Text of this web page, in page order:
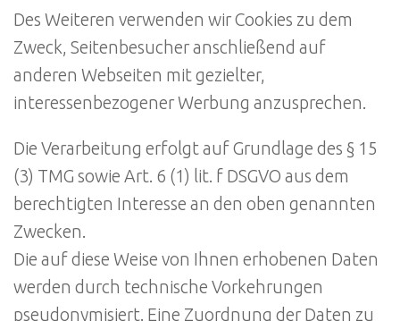
Des Weiteren verwenden wir Cookies zu dem
Zweck, Seitenbesucher anschließend auf
anderen Webseiten mit gezielter,
interessenbezogener Werbung anzusprechen.
Die Verarbeitung erfolgt auf Grundlage des § 15
(3) TMG sowie Art. 6 (1) lit. f DSGVO aus dem
berechtigten Interesse an den oben genannten
Zwecken.
Die auf diese Weise von Ihnen erhobenen Daten
werden durch technische Vorkehrungen
pseudonymisiert. Eine Zuordnung der Daten zu